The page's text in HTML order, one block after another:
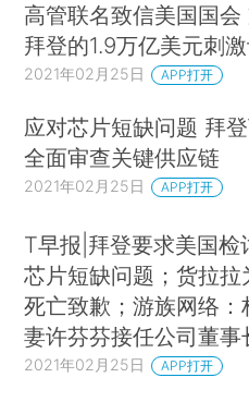
高管联名致信美国国会
拜登的1.9万亿美元刺激
2021年02月25日 APP打开
应对芯片短缺问题 拜
全面审查关键供应链
2021年02月25日 APP打开
T早报|拜登要求美国检
芯片短缺问题；货拉拉
死亡致歉；游族网络：
妻许芬芬接任公司董事
2021年02月25日 APP打开